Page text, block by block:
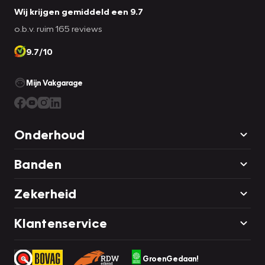
Wij krijgen gemiddeld een 9.7
o.b.v. ruim 165 reviews
9.7/10
Mijn Vakgarage
Onderhoud
Banden
Zekerheid
Klantenservice
GroenGedaan!